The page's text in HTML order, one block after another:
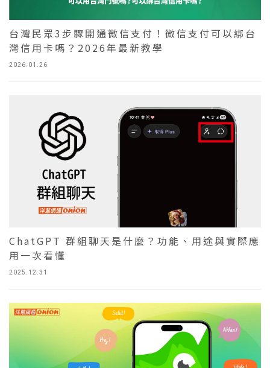
2026.01.26
台灣民眾3步驟開通微信支付！微信支付可以綁台
灣信用卡嗎？2026年最新教學
2025.12.31
ChatGPT 群組聊天是什麼？功能、用途與實際應
用一次看懂